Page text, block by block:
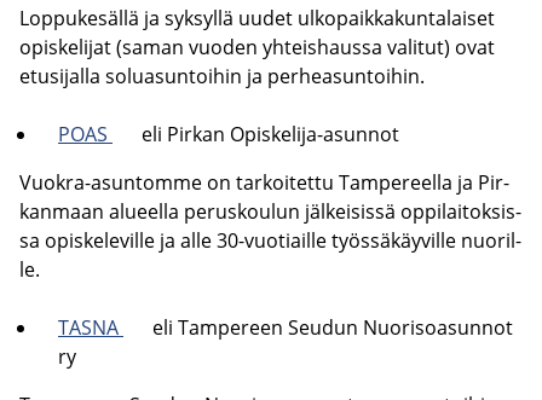
Lop­pu­ke­säl­lä ja syk­syl­lä uudet ul­ko­paik­ka­kun­ta­lai­set
opis­ke­li­jat (saman vuo­den yh­teis­haus­sa va­li­tut) ovat
etusi­jal­la so­lua­sun­toi­hin ja per­hea­sun­toi­hin.
POAS
eli Pir­kan Opiskelija-​asunnot
Vuokra-​asuntomme on tar­koi­tet­tu Tam­pe­reel­la ja Pir­
kan­maan alu­eel­la pe­rus­kou­lun jäl­kei­sis­sä op­pi­lai­tok­sis­
sa opis­ke­le­vil­le ja alle 30-​vuotiaille työs­sä­käy­vil­le nuo­ril­
le.
TASNA
eli Tam­pe­reen Seu­dun Nuo­ri­soa­sun­not
ry